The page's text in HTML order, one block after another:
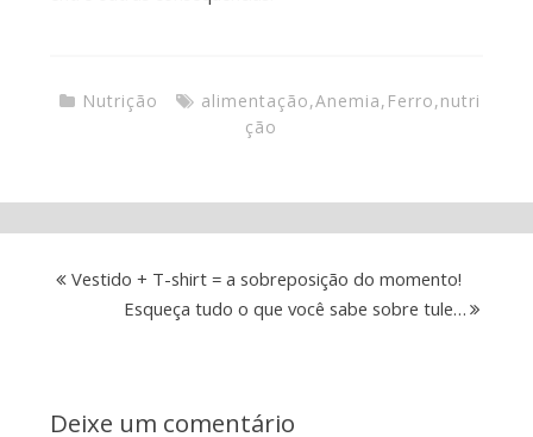
Nutrição alimentação,Anemia, Ferro,nutri
ção
Vestido + T-shirt = a sobreposição do momento!
Esqueça tudo o que você sabe sobre tule…
Deixe um comentário